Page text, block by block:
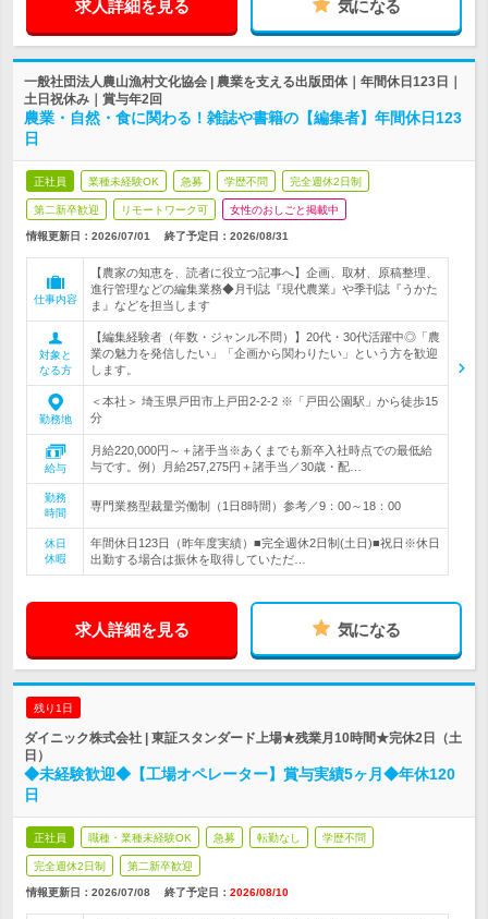
求人詳細を見る 気になる
一般社団法人農山漁村文化協会 | 農業を支える出版団体｜年間休日123日｜
土日祝休み｜賞与年2回
農業・自然・食に関わる！雑誌や書籍の【編集者】年間休日123
日
正社員 業種未経験OK 急募 学歴不問 完全週休2日制
第二新卒歓迎 リモートワーク可 女性のおしごと掲載中
情報更新日：2026/07/01 終了予定日： 2026/08/31
仕事内容
【農家の知恵を、読者に役立つ記事へ】企画、取材、原稿整理、
進行管理などの編集業務◆月刊誌『現代農業』や季刊誌『うかた
ま』などを担当します
対象と
なる方
【編集経験者（年数・ジャンル不問）】20代・30代活躍中◎「農
業の魅力を発信したい」「企画から関わりたい」という方を歓迎
します。
勤務地
＜本社＞ 埼玉県戸田市上戸田2-2-2 ※「戸田公園駅」から徒歩15
分
給与
月給220,000円～＋諸手当※あくまでも新卒入社時点での最低給
与です。例）月給257,275円＋諸手当／30歳・配…
勤務
時間
専門業務型裁量労働制（1日8時間）参考／9：00～18：00
休日
休暇
年間休日123日（昨年度実績）■完全週休2日制(土日)■祝日※休日
出勤する場合は振休を取得していただ…
求人詳細を見る 気になる
残り1日
ダイニック株式会社 | 東証スタンダード上場★残業月10時間★完休2日（土
日）
◆未経験歓迎◆【工場オペレーター】賞与実績5ヶ月◆年休120
日
正社員 職種・業種未経験OK 急募 転勤なし 学歴不問
完全週休2日制 第二新卒歓迎
情報更新日：2026/07/08 終了予定日： 2026/08/10